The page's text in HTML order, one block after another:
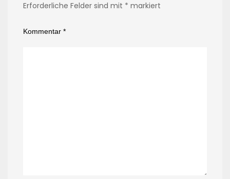
Erforderliche Felder sind mit * markiert
Kommentar *